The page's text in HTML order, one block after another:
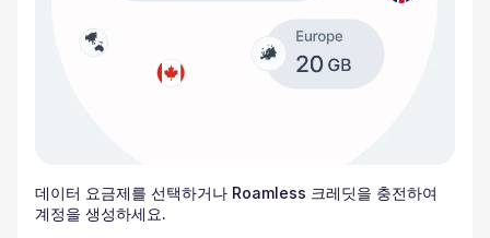
데이터 요금제를 선택하거나 Roamless 크레딧을 충전하여
계정을 생성하세요.